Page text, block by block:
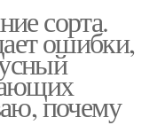
сорта.
ошибки,
почему